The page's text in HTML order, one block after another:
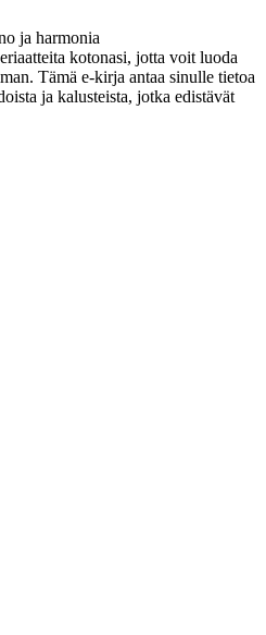
ja harmonia
kotonasi, jotta voit luoda
Tämä e-kirja antaa sinulle tietoa
ja kalusteista, jotka edistävät